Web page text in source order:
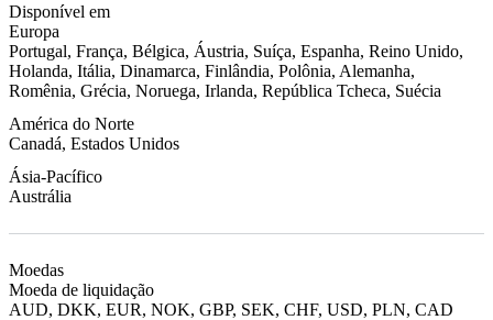
Disponível em
Europa
Portugal, França, Bélgica, Áustria, Suíça, Espanha, Reino Unido,
Holanda, Itália, Dinamarca, Finlândia, Polônia, Alemanha,
Romênia, Grécia, Noruega, Irlanda, República Tcheca, Suécia
América do Norte
Canadá, Estados Unidos
Ásia-Pacífico
Austrália
Moedas
Moeda de liquidação
AUD, DKK, EUR, NOK, GBP, SEK, CHF, USD, PLN, CAD